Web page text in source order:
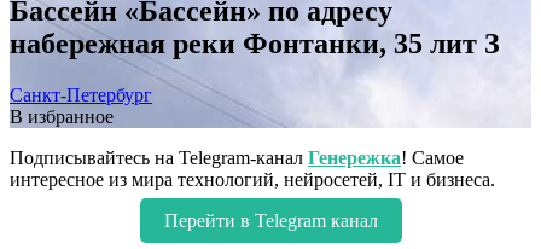
Бассейн «Бассейн» по адресу
набережная реки Фонтанки, 35 лит З
Санкт-Петербург
В избранное
Подписывайтесь на Telegram-канал Генережка! Самое
интересное из мира технологий, нейросетей, IT и бизнеса.
Перейти в Telegram канал